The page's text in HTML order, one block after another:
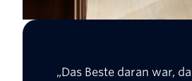
„Das Beste daran war,